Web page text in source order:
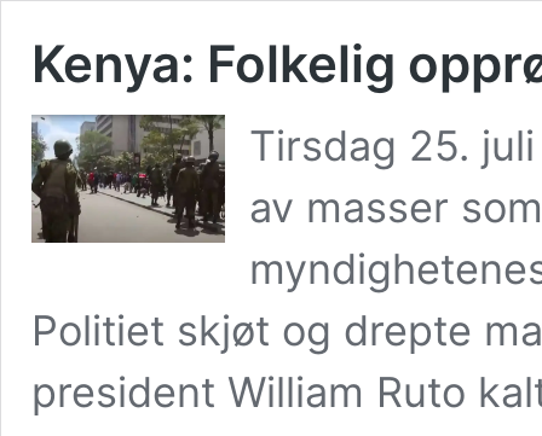
Kenya: Folkelig
Tirsdag 25.
av masser
Politiet skjøt og drepte
president William Ruto